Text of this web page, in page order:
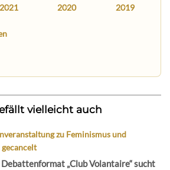
2021 2020 2019
vielleicht auch
zu Feminismus und
„Club Volantaire“ sucht